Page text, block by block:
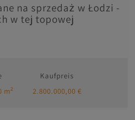
na sprzedaż w Łodzi -
w tej topowej
m2
Kaufpreis
2.800.000,00 €